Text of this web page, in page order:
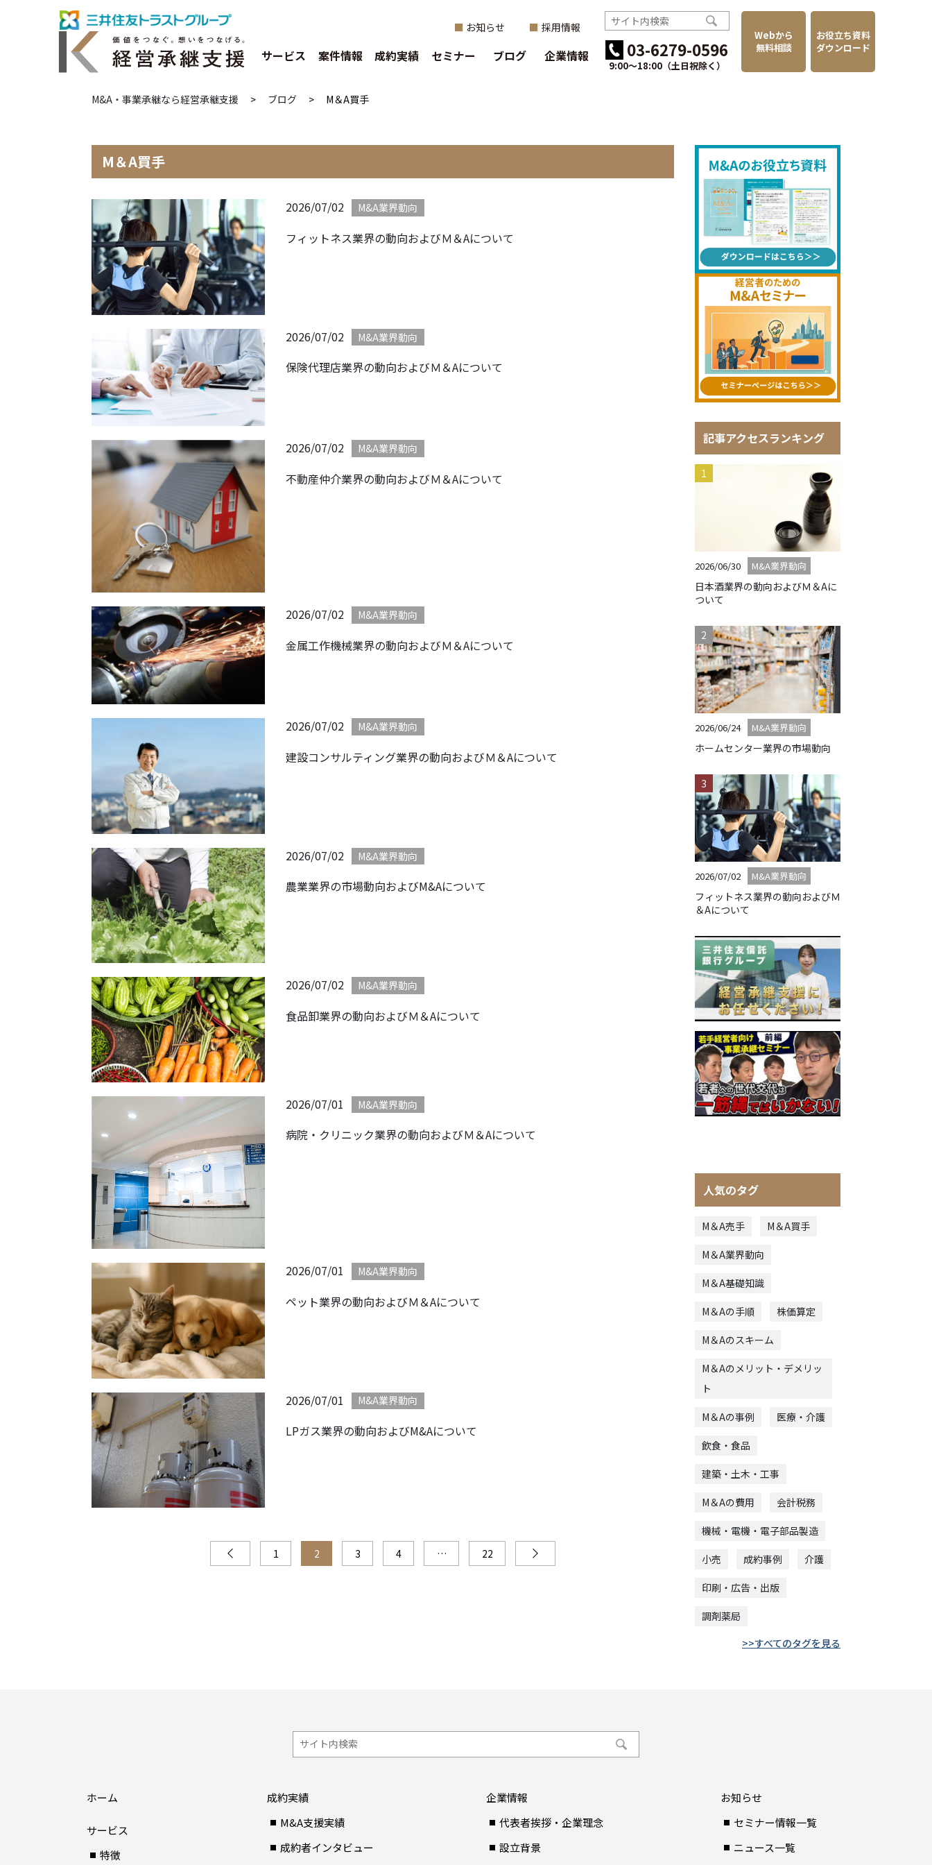
お知らせ 採用情報
サービス 案件情報 成約実績 セミナー ブログ 企業情報 03-6279-0596
9:00〜18:00（土日祝除く）
Webから
無料相談
お役立ち資料
ダウンロード
M&A・事業承継なら経営承継支援 > ブログ > M＆A買手
M＆A買手
2026/07/02 M&A業界動向
フィットネス業界の動向およびＭ＆Aについて
2026/07/02 M&A業界動向
保険代理店業界の動向およびＭ＆Aについて
2026/07/02 M&A業界動向
不動産仲介業界の動向およびＭ＆Aについて
2026/07/02 M&A業界動向
金属工作機械業界の動向およびＭ＆Aについて
2026/07/02 M&A業界動向
建設コンサルティング業界の動向およびＭ＆Aについて
2026/07/02 M&A業界動向
農業業界の市場動向およびM&Aについて
2026/07/02 M&A業界動向
食品卸業界の動向およびＭ＆Aについて
2026/07/01 M&A業界動向
病院・クリニック業界の動向およびＭ＆Aについて
2026/07/01 M&A業界動向
ペット業界の動向およびＭ＆Aについて
2026/07/01 M&A業界動向
LPガス業界の動向およびM&Aについて
1 2 3 4 … 22
記事アクセスランキング
2026/06/30 M&A業界動向
日本酒業界の動向およびＭ＆Aに
ついて
2026/06/24 M&A業界動向
ホームセンター業界の市場動向
2026/07/02 M&A業界動向
フィットネス業界の動向およびＭ
＆Aについて
人気のタグ
M＆A売手 M＆A買手
M＆A業界動向
M＆A基礎知識
M＆Aの手順 株価算定
M＆Aのスキーム
M＆Aのメリット・デメリッ
ト
M＆Aの事例 医療・介護
飲食・食品
建築・土木・工事
M＆Aの費用 会計税務
機械・電機・電子部品製造
小売 成約事例 介護
印刷・広告・出版
調剤薬局
すべてのタグを見る
ホーム
サービス
特徴
成約実績
M&A支援実績
成約者インタビュー
企業情報
代表者挨拶・企業理念
設立背景
お知らせ
セミナー情報一覧
ニュース一覧